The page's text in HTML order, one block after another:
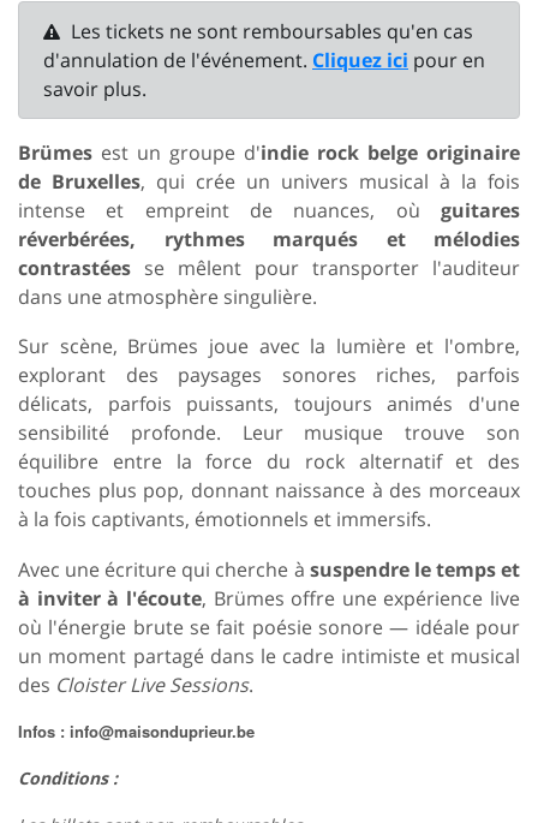
Les tickets ne sont remboursables qu'en cas
d'annulation de l'événement. Cliquez ici pour en
savoir plus.
Brümes est un groupe d'indie rock belge originaire
de Bruxelles, qui crée un univers musical à la fois
intense et empreint de nuances, où guitares
réverbérées, rythmes marqués et mélodies
contrastées se mêlent pour transporter l'auditeur
dans une atmosphère singulière.
Sur scène, Brümes joue avec la lumière et l'ombre,
explorant des paysages sonores riches, parfois
délicats, parfois puissants, toujours animés d'une
sensibilité profonde. Leur musique trouve son
équilibre entre la force du rock alternatif et des
touches plus pop, donnant naissance à des morceaux
à la fois captivants, émotionnels et immersifs.
Avec une écriture qui cherche à suspendre le temps et
à inviter à l'écoute, Brümes offre une expérience live
où l'énergie brute se fait poésie sonore — idéale pour
un moment partagé dans le cadre intimiste et musical
des Cloister Live Sessions.
Infos : info@maisonduprieur.be
Conditions :